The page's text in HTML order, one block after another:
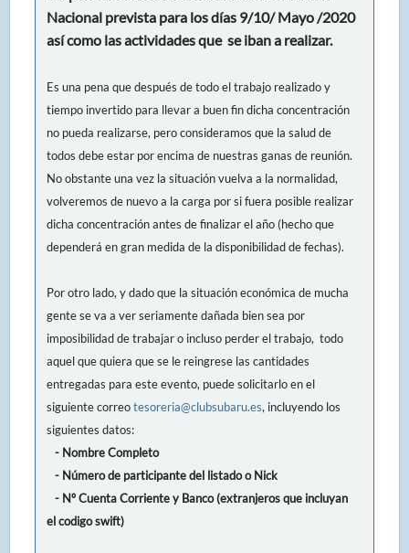
Nacional prevista para los días 9/10/ Mayo /2020
así como las actividades que se iban a realizar.
Es una pena que después de todo el trabajo realizado y
tiempo invertido para llevar a buen fin dicha concentración
no pueda realizarse, pero consideramos que la salud de
todos debe estar por encima de nuestras ganas de reunión.
No obstante una vez la situación vuelva a la normalidad,
volveremos de nuevo a la carga por si fuera posible realizar
dicha concentración antes de finalizar el año (hecho que
dependerá en gran medida de la disponibilidad de fechas).
Por otro lado, y dado que la situación económica de mucha
gente se va a ver seriamente dañada bien sea por
imposibilidad de trabajar o incluso perder el trabajo, todo
aquel que quiera que se le reingrese las cantidades
entregadas para este evento, puede solicitarlo en el
siguiente correotesoreria@clubsubaru.es, incluyendo los
siguientes datos:
- Nombre Completo
- Número de participante del listado o Nick
- Nº Cuenta Corriente y Banco (extranjeros que incluyan
el codigo swift)